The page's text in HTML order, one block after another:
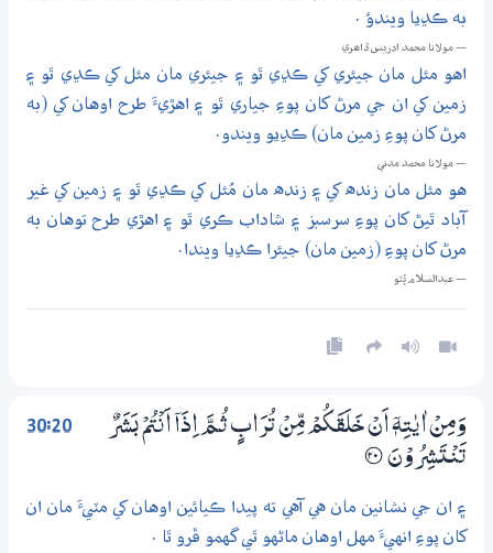
به ڪڍيا ويندؤ .
— مولانا محمد ادريس ڏاھري
اهو مئل مان جيئري کي ڪڍي ٿو ۽ جيئري مان مئل کي ڪڍي ٿو ۽
زمين کي ان جي مرڻ کان پوءِ جياري ٿو ۽ اهڙيءَ طرح اوهان کي (به
مرڻ کان پوءِ زمين مان) ڪڍيو ويندو.
— مولانا محمد مدني
هو مئل مان زنده کي ۽ زنده مان مُئل کي ڪڍي ٿو ۽ زمين کي غير
آباد ٿيڻ کان پوءِ سرسبز ۽ شاداب ڪري ٿو ۽ اهڙي طرح توهان به
مرڻ کان پوءِ (زمين مان) جيئرا ڪڍيا ويندا.
— عبدالسلام ڀُٽو
30:20
وَمِنْ اٰيٰتِهٖٓ اَنْ خَلَقَكُمْ مِّنْ تُرَابٍ ثُـمَّ اِذَآ اَنْتُمْ بَشَرٌ
تَنْتَشِرُوْنَ ؀20
۽ ان جي نشانين مان هي آهي ته پيدا ڪيائين اوهان کي مٽيءَ مان ان
کان پوءِ انهيءَ مهل اوهان ماڻهو ٿي گهمو ڦرو ٿا .